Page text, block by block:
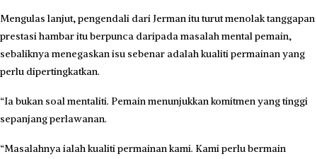
Mengulas lanjut, pengendali dari Jerman itu turut menolak tanggapan
prestasi hambar itu berpunca daripada masalah mental pemain,
sebaliknya menegaskan isu sebenar adalah kualiti permainan yang
perlu dipertingkatkan.
“Ia bukan soal mentaliti. Pemain menunjukkan komitmen yang tinggi
sepanjang perlawanan.
“Masalahnya ialah kualiti permainan kami. Kami perlu bermain